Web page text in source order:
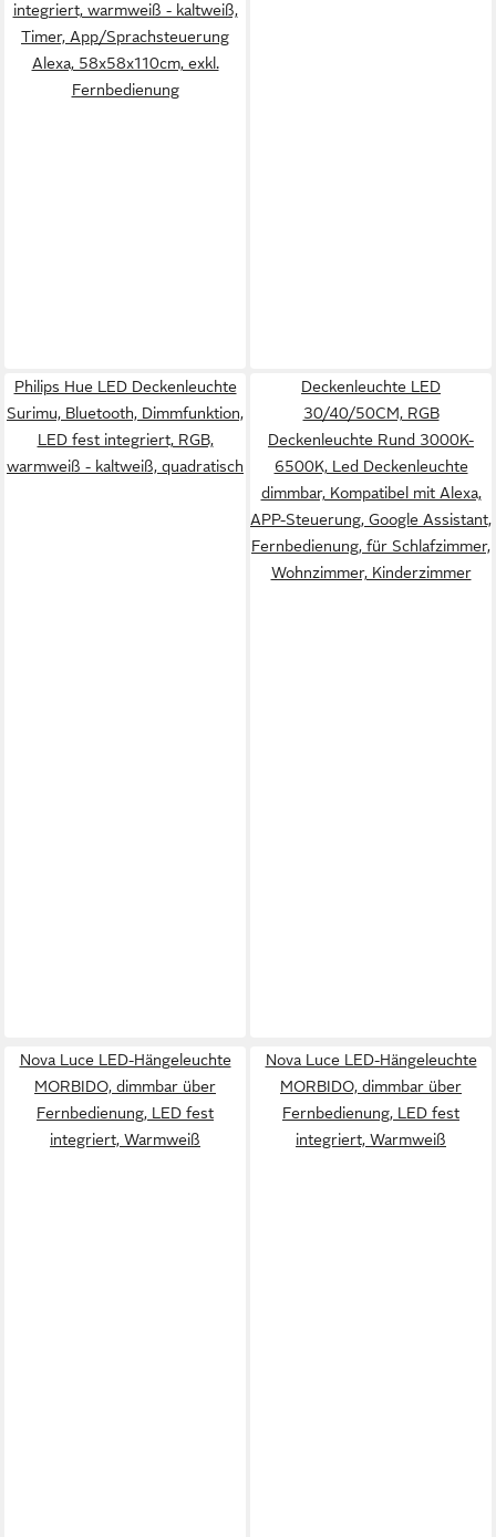
integriert, warmweiß - kaltweiß,
Timer, App/Sprachsteuerung
Alexa, ‎‎‎‎58x58x110cm, exkl.
Fernbedienung
Philips Hue LED Deckenleuchte
Surimu, Bluetooth, Dimmfunktion,
LED fest integriert, RGB,
warmweiß - kaltweiß, quadratisch
Deckenleuchte LED
30/40/50CM, RGB
Deckenleuchte Rund 3000K-
6500K, Led Deckenleuchte
dimmbar, Kompatibel mit Alexa,
APP-Steuerung, Google Assistant,
Fernbedienung, für Schlafzimmer,
Wohnzimmer, Kinderzimmer
Nova Luce LED-Hängeleuchte
MORBIDO, dimmbar über
Fernbedienung, LED fest
integriert, Warmweiß
Nova Luce LED-Hängeleuchte
MORBIDO, dimmbar über
Fernbedienung, LED fest
integriert, Warmweiß